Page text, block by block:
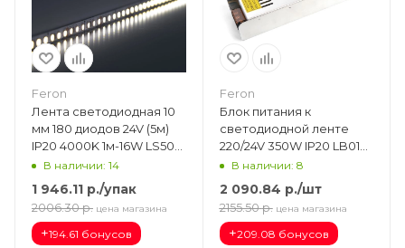
Feron
Лента светодиодная 10
мм 180 диодов 24V (5м)
IP20 4000K 1м-16W LS502
41528
В наличии: 14
1 946.11 р./упак
2006.30 р. цена магазина
+194.61 бонусов
Feron
Блок питания к
светодиодной ленте
220/24V 350W IP20 LB019
(224х69х40) 48048
В наличии: 8
2 090.84 р./шт
2155.50 р. цена магазина
+209.08 бонусов